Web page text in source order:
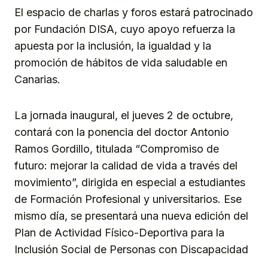
El espacio de charlas y foros estará patrocinado
por Fundación DISA, cuyo apoyo refuerza la
apuesta por la inclusión, la igualdad y la
promoción de hábitos de vida saludable en
Canarias.
La jornada inaugural, el jueves 2 de octubre,
contará con la ponencia del doctor Antonio
Ramos Gordillo, titulada “Compromiso de
futuro: mejorar la calidad de vida a través del
movimiento”, dirigida en especial a estudiantes
de Formación Profesional y universitarios. Ese
mismo día, se presentará una nueva edición del
Plan de Actividad Físico-Deportiva para la
Inclusión Social de Personas con Discapacidad